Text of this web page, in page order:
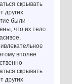
скрывать
других
были
что их тело
вполне
скрывать
других